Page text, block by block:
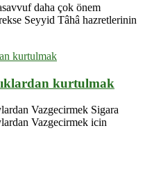
daha çok önem
Seyyid Tâhâ hazretlerinin
kurtulmak
Vazgecirmek Sigara
Vazgecirmek icin